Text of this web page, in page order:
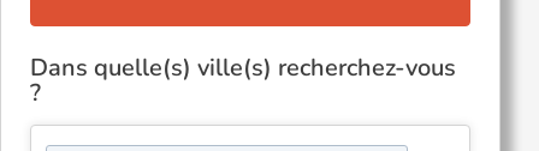
Dans quelle(s) ville(s) recherchez-vous
?